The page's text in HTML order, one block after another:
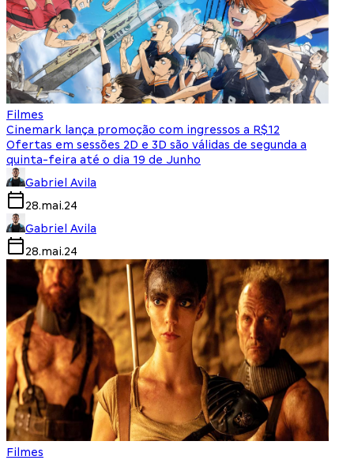
Filmes
Cinemark lança promoção com ingressos a R$12
Ofertas em sessões 2D e 3D são válidas de segunda a
quinta-feira até o dia 19 de Junho
Gabriel Avila
28.mai.24
Gabriel Avila
28.mai.24
Filmes